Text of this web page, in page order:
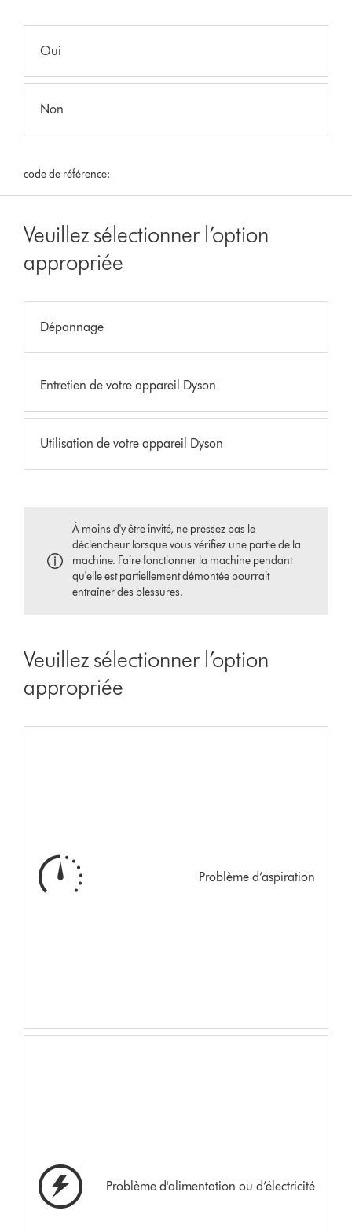
Oui
Non
code de référence:
Veuillez sélectionner l’option
appropriée
Dépannage
Entretien de votre appareil Dyson
Utilisation de votre appareil Dyson
À moins d'y être invité, ne pressez pas le
déclencheur lorsque vous vérifiez une partie de la
machine. Faire fonctionner la machine pendant
qu'elle est partiellement démontée pourrait
entraîner des blessures.
Veuillez sélectionner l’option
appropriée
Problème d’aspiration
Problème d'alimentation ou d’électricité